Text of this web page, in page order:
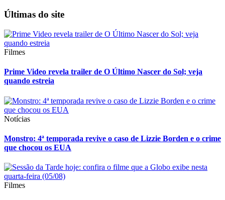
Últimas do site
Filmes
Prime Video revela trailer de O Último Nascer do Sol; veja
quando estreia
Notícias
Monstro: 4ª temporada revive o caso de Lizzie Borden e o crime
que chocou os EUA
Filmes